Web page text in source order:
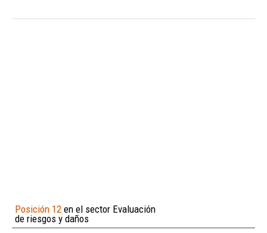
Posición 12 en el sector Evaluación
de riesgos y daños